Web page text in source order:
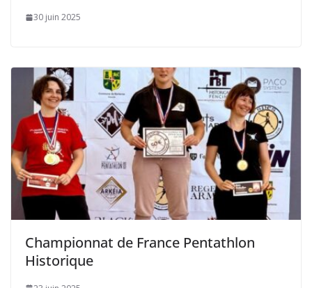
30 juin 2025
Championnat de France Pentathlon
Historique